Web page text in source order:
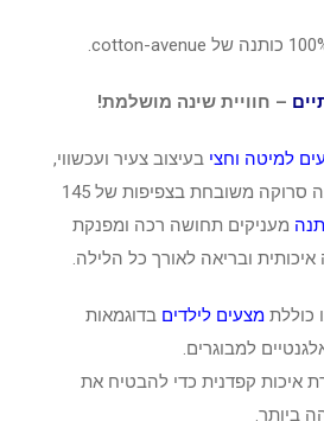
– חוויית שינה מושלמת!
למיטה וחצי בעיצוב צעיר ועכשווי,
המיוצרים מ-100% כותנה סרוקה משובחת בצפיפות של 145
מעניקים תחושה רכה ומפנקת
ובריאה לאורך כל הלילה.
כוללת מצעים לילדים בדוגמאות
למבוגרים.
איכות קפדנית כדי להבטיח את
ביותר.